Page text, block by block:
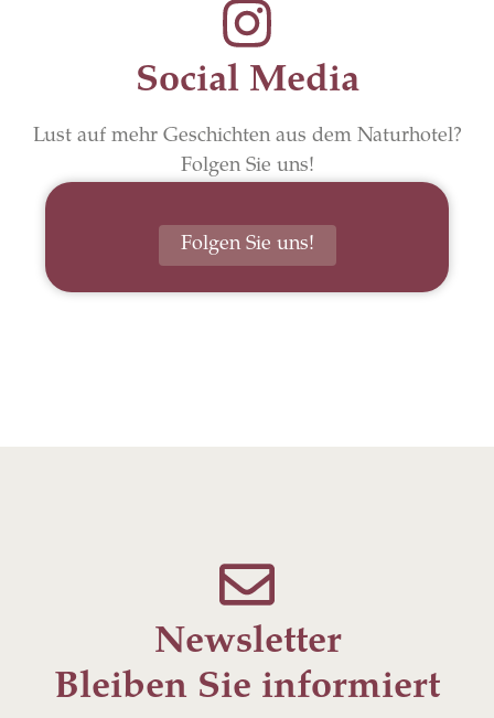
Social Media
Lust auf mehr Geschichten aus dem Naturhotel?
Folgen Sie uns!
Folgen Sie uns!
Newsletter
Bleiben Sie informiert